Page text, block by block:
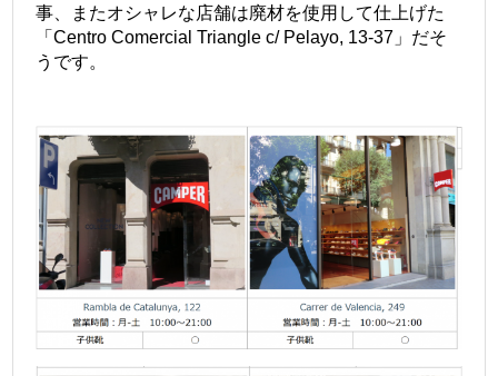
事、またオシャレな店舗は廃材を使用して仕上げた
「Centro Comercial Triangle c/ Pelayo, 13-37」だそ
うです。